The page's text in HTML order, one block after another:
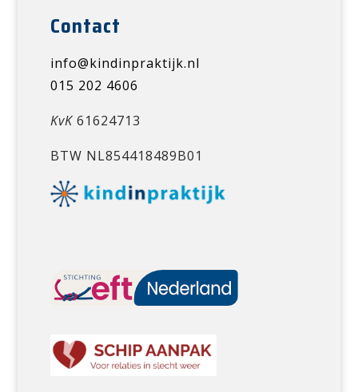
Contact
info@kindinpraktijk.nl
015 202 4606
KvK61624713
BTW NL854418489B01